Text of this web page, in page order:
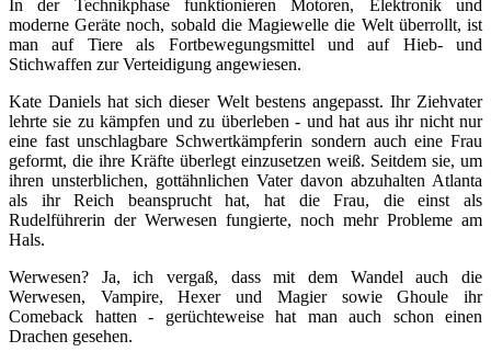
In der Technikphase funktionieren Motoren, Elektronik und
moderne Geräte noch, sobald die Magiewelle die Welt überrollt, ist
man auf Tiere als Fortbewegungsmittel und auf Hieb- und
Stichwaffen zur Verteidigung angewiesen.
Kate Daniels hat sich dieser Welt bestens angepasst. Ihr Ziehvater
lehrte sie zu kämpfen und zu überleben - und hat aus ihr nicht nur
eine fast unschlagbare Schwertkämpferin sondern auch eine Frau
geformt, die ihre Kräfte überlegt einzusetzen weiß. Seitdem sie, um
ihren unsterblichen, gottähnlichen Vater davon abzuhalten Atlanta
als ihr Reich beansprucht hat, hat die Frau, die einst als
Rudelführerin der Werwesen fungierte, noch mehr Probleme am
Hals.
Werwesen? Ja, ich vergaß, dass mit dem Wandel auch die
Werwesen, Vampire, Hexer und Magier sowie Ghoule ihr
Comeback hatten - gerüchteweise hat man auch schon einen
Drachen gesehen.